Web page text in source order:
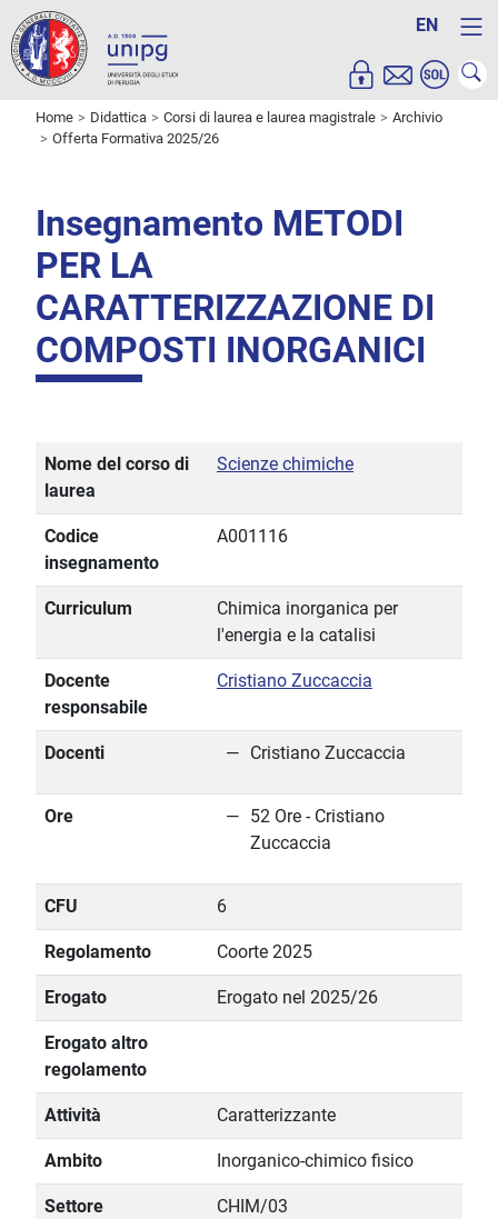
EN
Home Didattica Corsi di laurea e laurea magistrale
Archivio
Offerta Formativa 2025/26
Insegnamento METODI
PER LA
CARATTERIZZAZIONE DI
COMPOSTI INORGANICI
Nome del corso di
laurea
Scienze chimiche
Codice
insegnamento
A001116
Curriculum
Chimica inorganica per
l'energia e la catalisi
Docente
responsabile
Cristiano Zuccaccia
Docenti Cristiano Zuccaccia
Ore
52 Ore - Cristiano
Zuccaccia
CFU 6
Regolamento Coorte 2025
Erogato Erogato nel 2025/26
Erogato altro
regolamento
Attività Caratterizzante
Ambito Inorganico-chimico fisico
Settore CHIM/03